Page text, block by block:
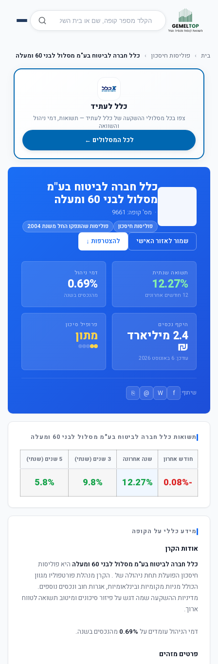
בית › פוליסות חיסכון › כלל חברה לביטוח בע"מ מסלול לבני 60 ומעלה
כלל לעתיד
צפו בכל מסלולי ההשקעה של כלל לעתיד — תשואות, דמי ניהול
והשוואה
לכל המסלולים ←
כלל חברה לביטוח בע"מ
מסלול לבני 60 ומעלה
· מס' קופה: 9661
פוליסות חיסכון פוליסות שהונפקו החל משנת 2004
שמור לאזור האישי להצטרפות ↓
תשואה שנתית
12.27%
12 חודשים אחרונים
דמי ניהול
0.69%
מהנכסים בשנה
היקף נכסים
2.4 מיליארד
₪
עודכן: 6 באוגוסט 2026
פרופיל סיכון
מתון
שיתוף: f
W
@
⎘
תשואות כלל חברה לביטוח בע"מ מסלול לבני 60 ומעלה
חודש אחרון שנה אחרונה 3 שנים (שנתי) 5 שנים (שנתי)
-0.08%
12.27%
9.8%
5.8%
מידע כללי על הקופה
אודות הקרן
כלל חברה לביטוח בע"מ מסלול לבני 60 ומעלה
היא פוליסות
חיסכון הפועלת תחת ניהולה של . הקרן מנהלת פורטפוליו מגוון
הכולל מניות מקומיות ובינלאומיות, אגרות חוב ונכסים נוספים.
מדיניות ההשקעה שמה דגש על פיזור סיכונים ומיטוב תשואה לטווח
ארוך.
דמי הניהול עומדים על 0.69% מהנכסים בשנה.
פרטים מזהים